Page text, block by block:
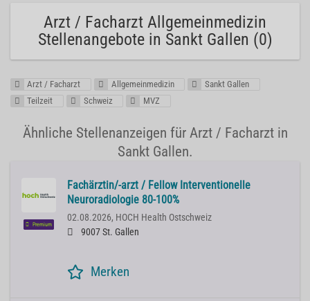
Arzt / Facharzt Allgemeinmedizin
Stellenangebote in Sankt Gallen (0)
Arzt / Facharzt Allgemeinmedizin
Sankt Gallen
Teilzeit
Schweiz MVZ
Ähnliche Stellenanzeigen für Arzt / Facharzt in
Sankt Gallen.
Premium
Fachärztin/-arzt / Fellow Interventionelle
Neuroradiologie 80-100%
02.08.2026, HOCH Health Ostschweiz
9007 St. Gallen
Merken